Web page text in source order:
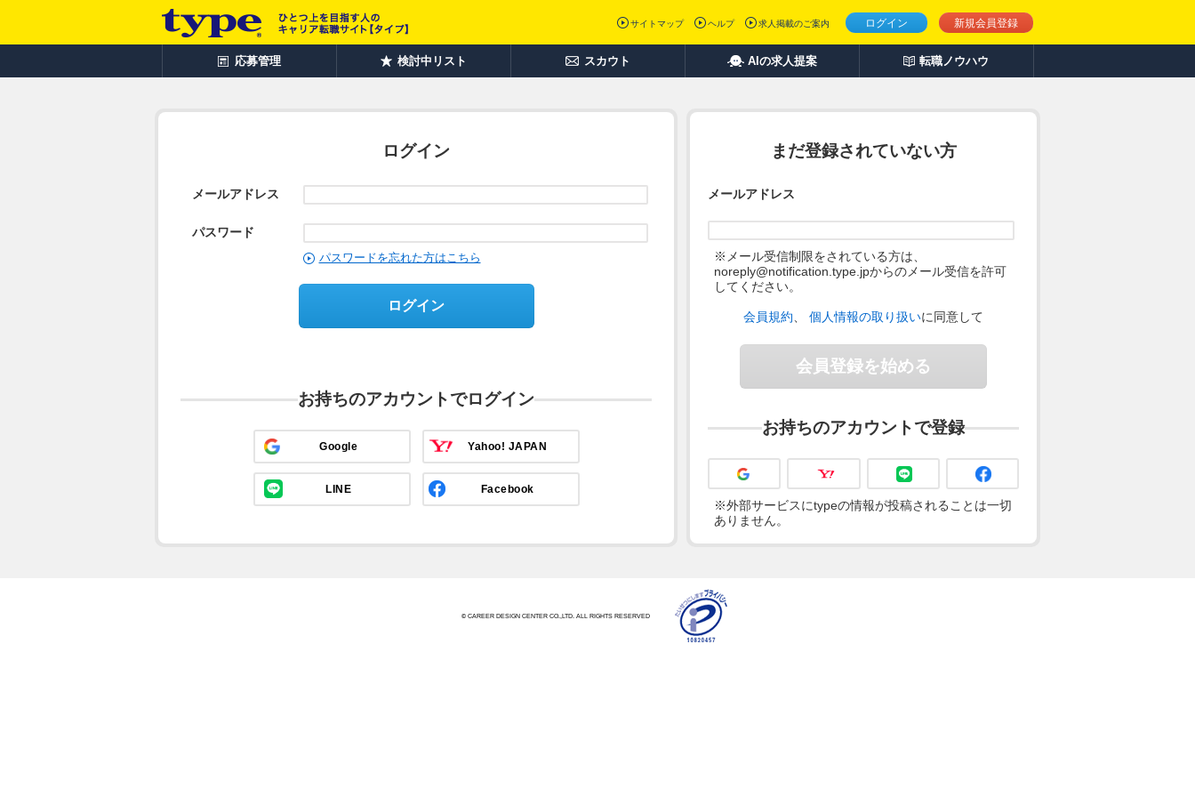
ログイン 新規会員登録
サイトマップ ヘルプ 求人掲載のご案内
応募管理 検討中リスト スカウト AIの求人提案 転職ノウハウ
ログイン
メールアドレス
パスワード
パスワードを忘れた方はこちら
ログイン
お持ちのアカウントでログイン
Google Yahoo! JAPAN
LINE Facebook
まだ登録されていない方
メールアドレス
※メール受信制限をされている方は、
noreply@notification.type.jpからのメール受信を許可
してください。
会員規約 個人情報の取り扱いに同意して
会員登録を始める
お持ちのアカウントで登録
※外部サービスにtypeの情報が投稿されることは一切
ありません。
© CAREER DESIGN CENTER CO.,LTD. ALL RIGHTS RESERVED